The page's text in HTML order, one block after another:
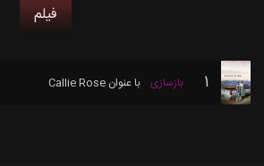
فیلم
1 بازسازی با عنوان Callie Rose